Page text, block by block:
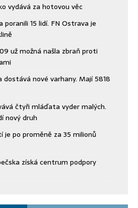
vydává za hotovou věc
15 lidí. FN Ostrava je
už možná našla zbraň proti
nové varhany. Mají 5818
čtyři mláďata vyder malých.
nový druh
je po proměně za 35 milionů
získá centrum podpory